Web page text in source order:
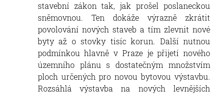
stavební zákon tak, jak prošel poslaneckou
sněmovnou. Ten dokáže výrazně zkrátit
povolování nových staveb a tím zlevnit nové
byty až o stovky tisíc korun. Další nutnou
podmínkou hlavně v Praze je přijetí nového
územního plánu s dostatečným množstvím
ploch určených pro novou bytovou výstavbu.
Rozsáhlá výstavba na nových levnějších